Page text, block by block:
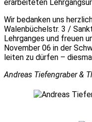
erarbeiteten
Wir bedanken uns
Walenbüchelstr. 3 /
Lehrganges und freuen
November 06 in der
leiten zu dürfen – diesmal
Andreas Tiefengraber &